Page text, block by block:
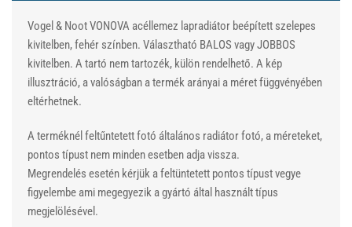
Vogel & Noot VONOVA acéllemez lapradiátor beépített szelepes
kivitelben, fehér színben. Választható BALOS vagy JOBBOS
kivitelben. A tartó nem tartozék, külön rendelhető. A kép
illusztráció, a valóságban a termék arányai a méret függvényében
eltérhetnek.
A terméknél feltűntetett fotó általános radiátor fotó, a méreteket,
pontos típust nem minden esetben adja vissza.
Megrendelés esetén kérjük a feltüntetett pontos típust vegye
figyelembe ami megegyezik a gyártó által használt típus
megjelölésével.